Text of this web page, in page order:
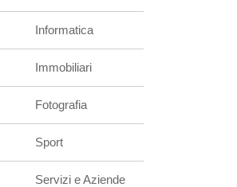
Informatica
Immobiliari
Fotografia
Sport
Servizi e Aziende